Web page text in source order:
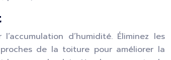
d’humidité. Éliminez les
de la toiture pour améliorer la